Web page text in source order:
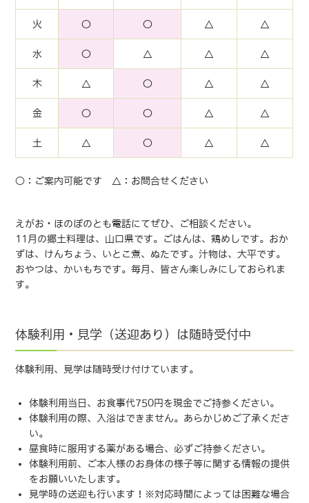
火 〇 〇 △ △
水 〇 △ △ △
木 △ 〇 △ △
金 〇 〇 △ △
土 △ 〇 △ △
○：ご案内可能です △：お問合せください
えがお・ほのぼのとも電話にてぜひ、ご相談ください。
11月の郷土料理は、山口県です。ごはんは、鶏めしです。おか
ずは、けんちょう、いとこ煮、ぬたです。汁物は、大平です。
おやつは、かいもちです。毎月、皆さん楽しみにしておられま
す。
体験利用・見学（送迎あり）は随時受付中
体験利用、見学は随時受け付けています。
体験利用当日、お食事代750円を現金でご持参ください。
体験利用の際、入浴はできません。あらかじめご了承くださ
い。
昼食時に服用する薬がある場合、必ずご持参ください。
体験利用前、ご本人様のお身体の様子等に関する情報の提供
をお願いいたします。
見学時の送迎も行います！※対応時間によっては困難な場合